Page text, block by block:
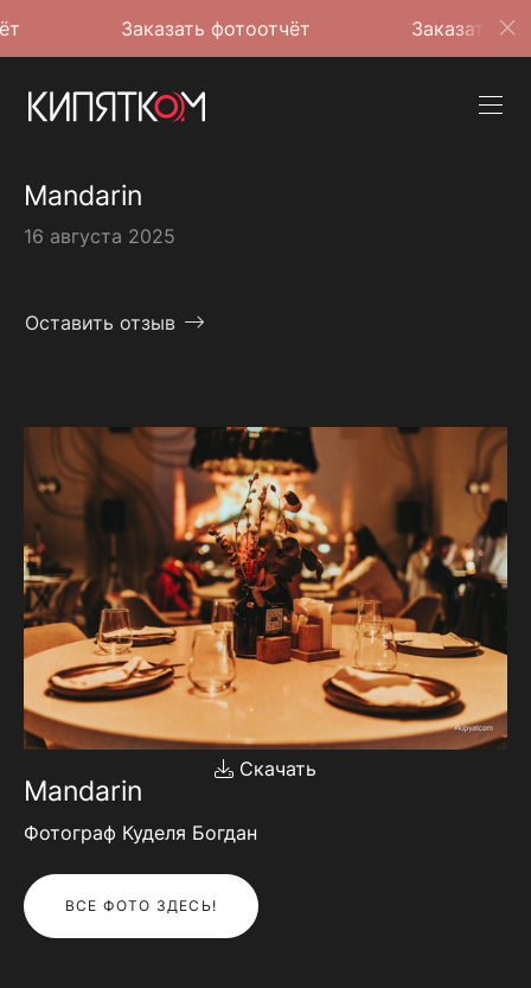
Заказать фотоотчёт Заказать фотоотчёт
Mandarin
16 августа 2025
Оставить отзыв
Скачать
Mandarin
Фотограф Куделя Богдан
ВСЕ ФОТО ЗДЕСЬ!